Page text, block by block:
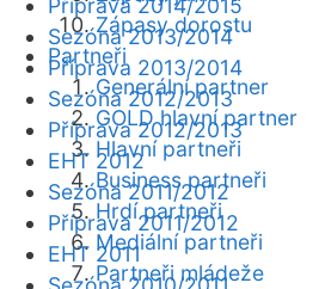
Zápasy dorostu
Partneři
Generální partner
GOLD hlavní partner
Hlavní partneři
Business partneři
Hrdí partneři
Mediální partneři
Partneři mládeže
Příprava 2014/2015
Sezóna 2013/2014
Příprava 2013/2014
Sezóna 2012/2013
Příprava 2012/2013
EHT 2012
Sezóna 2011/2012
Příprava 2011/2012
EHT 2011